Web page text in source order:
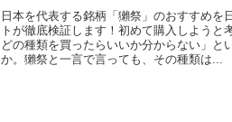
日本を代表する銘柄「獺祭」のおすすめを
トが徹底検証します！初めて購入しようと
どの種類を買ったらいいか分からない」と
か。獺祭と一言で言っても、その種類は...